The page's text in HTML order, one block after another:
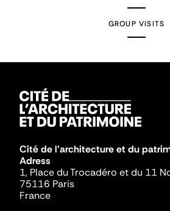
GROUP VISITS
Cité de l'architecture et du
Adress
1, Place du Trocadéro et du 11
75116 Paris
France